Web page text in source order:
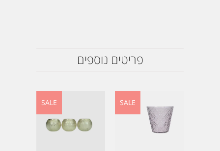
פריטים נוספים
SALE SALE